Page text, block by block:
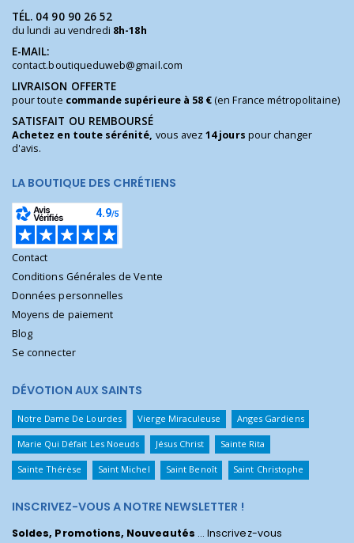
TÉL. 04 90 90 26 52
du lundi au vendredi 8h-18h
E-MAIL:
contact.boutiqueduweb@gmail.com
LIVRAISON OFFERTE
pour toute commande supérieure à 58 €(en France métropolitaine)
SATISFAIT OU REMBOURSÉ
Achetez en toute sérénité, vous avez14 jours pour changer
d'avis.
LA BOUTIQUE DES CHRÉTIENS
Contact
Conditions Générales de Vente
Données personnelles
Moyens de paiement
Blog
Se connecter
DÉVOTION AUX SAINTS
Notre Dame De Lourdes Vierge Miraculeuse Anges Gardiens
Marie Qui Défait Les Noeuds Jésus Christ Sainte Rita
Sainte Thérèse Saint Michel Saint Benoît Saint Christophe
INSCRIVEZ-VOUS A NOTRE NEWSLETTER !
Soldes, Promotions, Nouveautés ... Inscrivez-vous